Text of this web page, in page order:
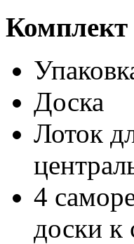
Комплект
Доска
Лоток
4
доски к